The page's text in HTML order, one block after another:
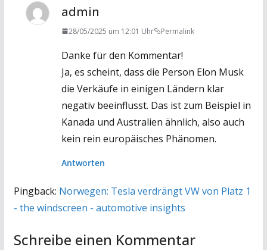
admin
28/05/2025 um 12:01 Uhr Permalink
Danke für den Kommentar!
Ja, es scheint, dass die Person Elon Musk
die Verkäufe in einigen Ländern klar
negativ beeinflusst. Das ist zum Beispiel in
Kanada und Australien ähnlich, also auch
kein rein europäisches Phänomen.
Antworten
Pingback: Norwegen: Tesla verdrängt VW von Platz 1
- the windscreen - automotive insights
Schreibe einen Kommentar